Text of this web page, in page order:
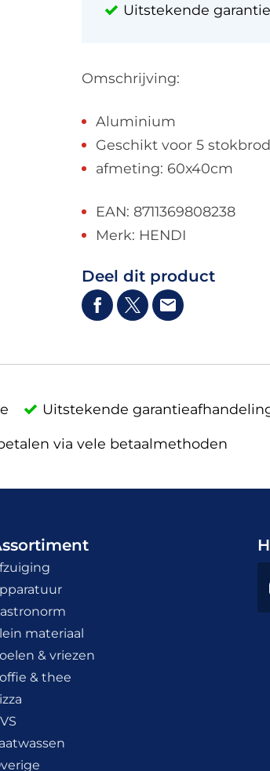
Uitstekende
Omschrijving:
Aluminium
Geschikt voor 5
afmeting: 60x40cm
EAN: 8711369808238
Merk: HENDI
Deel dit product
Uitstekende
via vele betaalmethoden
materiaal
& vriezen
& thee